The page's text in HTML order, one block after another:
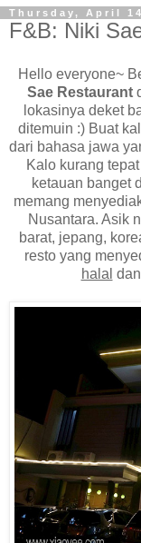
Thursday, April
F&B: Niki
Hello everyone~
Sae Restaurant
lokasinya deket
ditemuin :) Buat
dari bahasa jawa
Kalo kurang
ketauan banget
memang
Nusantara. Asik
barat, jepang,
resto yang
halal